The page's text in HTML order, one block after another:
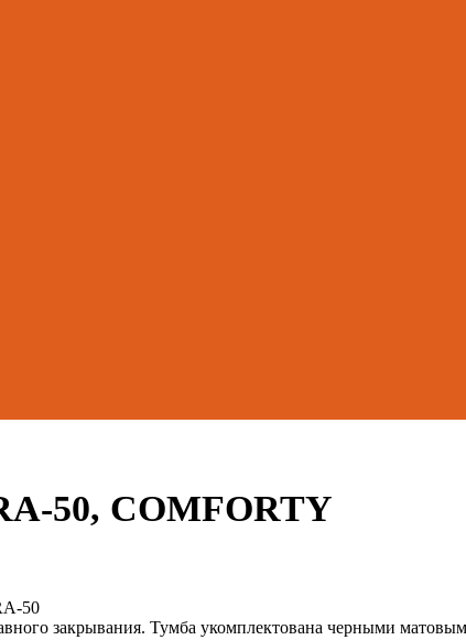
50, COMFORTY
50
закрывания. Тумба укомплектована черными